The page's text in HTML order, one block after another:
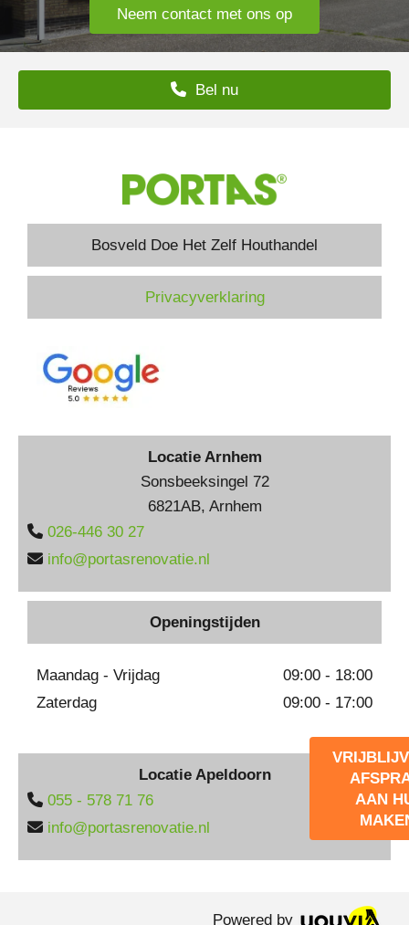
AAN
Neem contact met ons op
Bel nu
Bosveld Doe Het Zelf Houthandel
Privacyverklaring
Locatie Arnhem
Sonsbeeksingel 72
6821AB, Arnhem
 026-446 30 27
 info@portasrenovatie.nl
Openingstijden
Maandag - Vrijdag
09:00 - 18:00
Zaterdag
09:00 - 17:00
Locatie Apeldoorn
 055 - 578 71 76
 info@portasrenovatie.nl
Powered by